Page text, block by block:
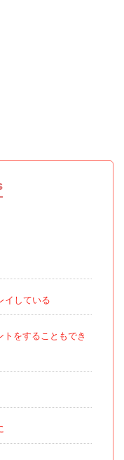
イしている
をすることもでき